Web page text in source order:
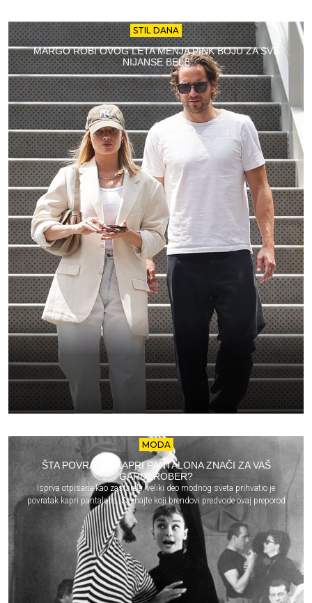
STIL DANA
MARGO ROBI OVOG LETA MENJA PINK BOJU ZA SVE
NIJANSE BELE
MODA
ŠTA POVRATAK KAPRI PANTALONA ZNAČI ZA VAŠ
GARDEROBER?
Isprva otpisane kao zastarele, veliki deo modnog sveta prihvatio je
povratak kapri pantalona. Saznajte koji brendovi predvode ovaj preporod